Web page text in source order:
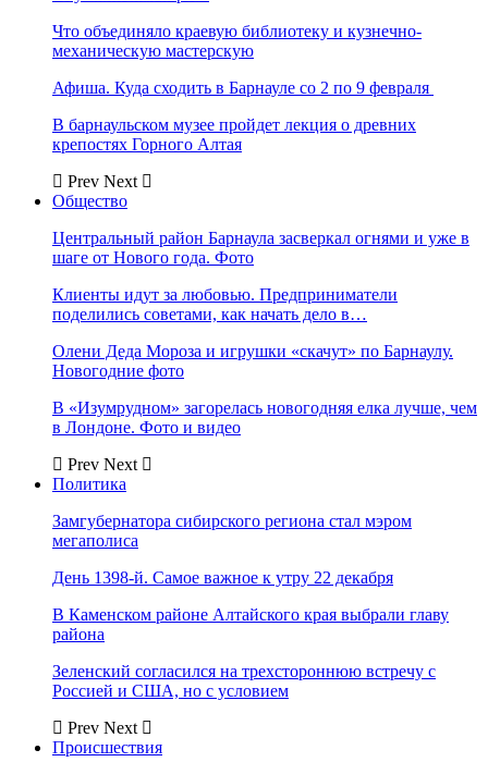
Что объединяло краевую библиотеку и кузнечно-
механическую мастерскую
Афиша. Куда сходить в Барнауле со 2 по 9 февраля
В барнаульском музее пройдет лекция о древних
крепостях Горного Алтая
Prev Next
Общество
Центральный район Барнаула засверкал огнями и уже в
шаге от Нового года. Фото
Клиенты идут за любовью. Предприниматели
поделились советами, как начать дело в…
Олени Деда Мороза и игрушки «скачут» по Барнаулу.
Новогодние фото
В «Изумрудном» загорелась новогодняя елка лучше, чем
в Лондоне. Фото и видео
Prev Next
Политика
Замгубернатора сибирского региона стал мэром
мегаполиса
День 1398-й. Самое важное к утру 22 декабря
В Каменском районе Алтайского края выбрали главу
района
Зеленский согласился на трехстороннюю встречу с
Россией и США, но с условием
Prev Next
Происшествия